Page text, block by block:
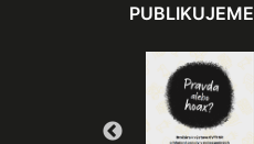
PUBLIKUJEME